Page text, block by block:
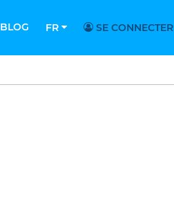
BLOG FR SE CONNECTER